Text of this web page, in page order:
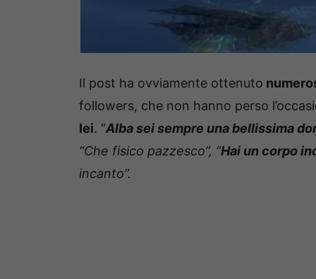
Il post ha ovviamente ottenuto
followers, che non hanno perso
lei. “Alba sei sempre una bellissima
“Che fisico pazzesco”, “Hai un corpo
incanto”.